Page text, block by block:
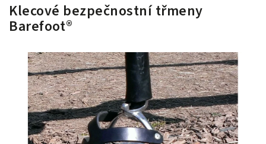
Klecové bezpečnostní třmeny
Barefoot®